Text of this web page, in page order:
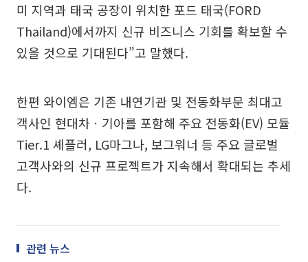
미 지역과 태국 공장이 위치한 포드 태국(FORD
Thailand)에서까지 신규 비즈니스 기회를 확보할 수
있을 것으로 기대된다”고 말했다.
한편 와이엠은 기존 내연기관 및 전동화부문 최대고
객사인 현대차ㆍ기아를 포함해 주요 전동화(EV) 모듈
Tier.1 셰플러, LG마그나, 보그워너 등 주요 글로벌
고객사와의 신규 프로젝트가 지속해서 확대되는 추세
다.
관련 뉴스